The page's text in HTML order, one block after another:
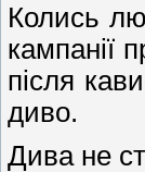
Колись
кампанії
після
диво.
Дива не